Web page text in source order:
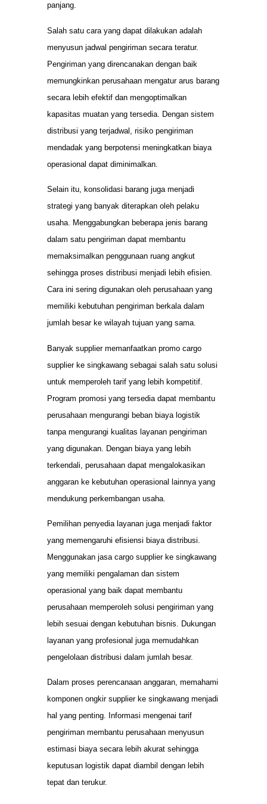
panjang.
Salah satu cara yang dapat dilakukan adalah
menyusun jadwal pengiriman secara teratur.
Pengiriman yang direncanakan dengan baik
memungkinkan perusahaan mengatur arus barang
secara lebih efektif dan mengoptimalkan
kapasitas muatan yang tersedia. Dengan sistem
distribusi yang terjadwal, risiko pengiriman
mendadak yang berpotensi meningkatkan biaya
operasional dapat diminimalkan.
Selain itu, konsolidasi barang juga menjadi
strategi yang banyak diterapkan oleh pelaku
usaha. Menggabungkan beberapa jenis barang
dalam satu pengiriman dapat membantu
memaksimalkan penggunaan ruang angkut
sehingga proses distribusi menjadi lebih efisien.
Cara ini sering digunakan oleh perusahaan yang
memiliki kebutuhan pengiriman berkala dalam
jumlah besar ke wilayah tujuan yang sama.
Banyak supplier memanfaatkan promo cargo
supplier ke singkawang sebagai salah satu solusi
untuk memperoleh tarif yang lebih kompetitif.
Program promosi yang tersedia dapat membantu
perusahaan mengurangi beban biaya logistik
tanpa mengurangi kualitas layanan pengiriman
yang digunakan. Dengan biaya yang lebih
terkendali, perusahaan dapat mengalokasikan
anggaran ke kebutuhan operasional lainnya yang
mendukung perkembangan usaha.
Pemilihan penyedia layanan juga menjadi faktor
yang memengaruhi efisiensi biaya distribusi.
Menggunakan jasa cargo supplier ke singkawang
yang memiliki pengalaman dan sistem
operasional yang baik dapat membantu
perusahaan memperoleh solusi pengiriman yang
lebih sesuai dengan kebutuhan bisnis. Dukungan
layanan yang profesional juga memudahkan
pengelolaan distribusi dalam jumlah besar.
Dalam proses perencanaan anggaran, memahami
komponen ongkir supplier ke singkawang menjadi
hal yang penting. Informasi mengenai tarif
pengiriman membantu perusahaan menyusun
estimasi biaya secara lebih akurat sehingga
keputusan logistik dapat diambil dengan lebih
tepat dan terukur.